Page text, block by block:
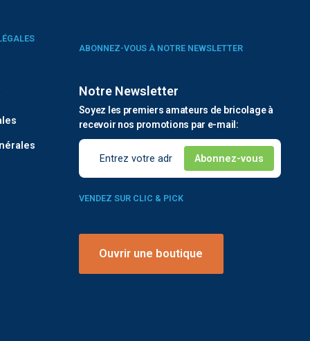
ABONNEZ-VOUS À NOTRE NEWSLETTER
Notre Newsletter
Soyez les premiers amateurs de bricolage à
recevoir nos promotions par e-mail:
VENDEZ SUR CLIC & PICK
Ouvrir une boutique